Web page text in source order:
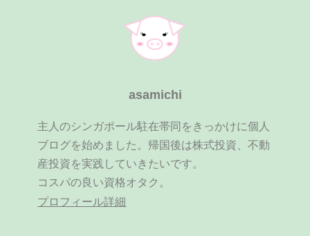
asamichi
主人のシンガポール駐在帯同をきっかけに個人
ブログを始めました。帰国後は株式投資、不動
産投資を実践していきたいです。
コスパの良い資格オタク。
プロフィール詳細